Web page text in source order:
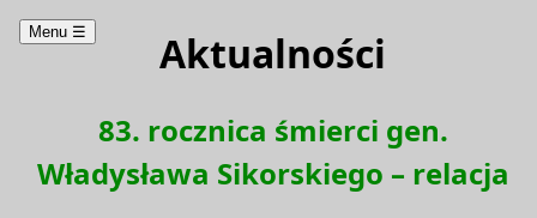
Menu ☰ Aktualności
83. rocznica śmierci gen.
Władysława Sikorskiego – relacja